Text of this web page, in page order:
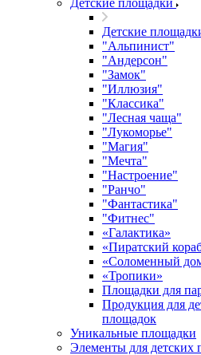
Детские площадки
Детские
"Альпинист"
"Андерсон"
"Замок"
"Иллюзия"
"Классика"
"Лесная чаща"
"Лукоморье"
"Магия"
"Мечта"
"Настроение"
"Ранчо"
"Фантастика"
"Фитнес"
«Галактика»
«Пиратский
«Соломенный
«Тропики»
Площадки для
Продукция для
площадок
Уникальные площадки
Элементы для детских